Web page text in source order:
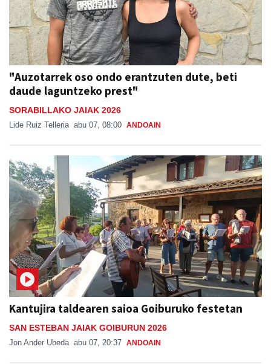
"Auzotarrek oso ondo erantzuten dute, beti
daude laguntzeko prest"
SORABILLAKO JAIAK 2026
Lide Ruiz Telleria abu 07, 08:00 ANDOAIN
Kantujira taldearen saioa Goiburuko festetan
SAN ESTEBAN JAIAK GOIBURUN 2026
Jon Ander Ubeda abu 07, 20:37 ANDOAIN